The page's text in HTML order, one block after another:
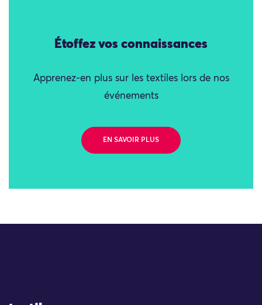
Étoffez vos connaissances
Apprenez-en plus sur les textiles lors de nos
événements
EN SAVOIR PLUS